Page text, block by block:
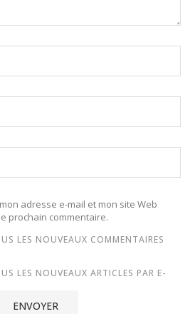
adresse e-mail et mon site Web
prochain commentaire.
LES NOUVEAUX COMMENTAIRES
LES NOUVEAUX ARTICLES PAR E-